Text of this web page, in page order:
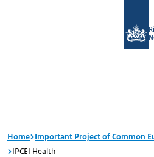
Home Important Project of Common
IPCEI Health